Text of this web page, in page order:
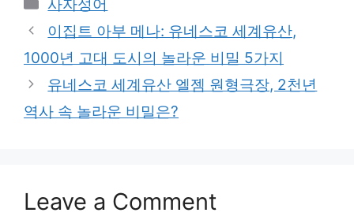
사자성어
이집트 아부 메나: 유네스코 세계유산,
1000년 고대 도시의 놀라운 비밀 5가지
유네스코 세계유산 엘젬 원형극장, 2천년
역사 속 놀라운 비밀은?
Leave a Comment